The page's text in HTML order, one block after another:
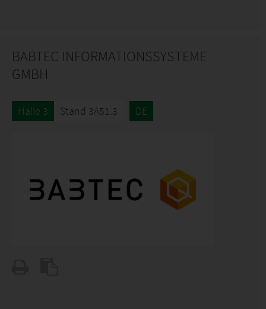
BABTEC INFORMATIONSSYSTEME
GMBH
Halle 3 Stand 3A51.3 DE